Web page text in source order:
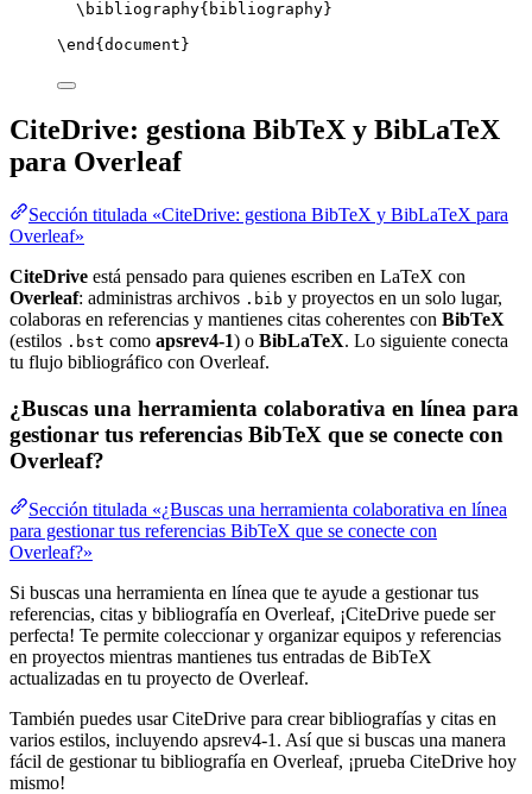
\bibliography{bibliography}
\end { document }
CiteDrive: gestiona BibTeX y BibLaTeX
para Overleaf
Sección titulada «CiteDrive: gestiona BibTeX y BibLaTeX para
Overleaf»
CiteDrive está pensado para quienes escriben en LaTeX con
Overleaf: administras archivos .bib y proyectos en un solo lugar,
colaboras en referencias y mantienes citas coherentes con BibTeX
(estilos .bst como apsrev4-1) o BibLaTeX. Lo siguiente conecta
tu flujo bibliográfico con Overleaf.
¿Buscas una herramienta colaborativa en línea para
gestionar tus referencias BibTeX que se conecte con
Overleaf?
Sección titulada «¿Buscas una herramienta colaborativa en línea
para gestionar tus referencias BibTeX que se conecte con
Overleaf?»
Si buscas una herramienta en línea que te ayude a gestionar tus
referencias, citas y bibliografía en Overleaf, ¡CiteDrive puede ser
perfecta! Te permite coleccionar y organizar equipos y referencias
en proyectos mientras mantienes tus entradas de BibTeX
actualizadas en tu proyecto de Overleaf.
También puedes usar CiteDrive para crear bibliografías y citas en
varios estilos, incluyendo apsrev4-1. Así que si buscas una manera
fácil de gestionar tu bibliografía en Overleaf, ¡prueba CiteDrive hoy
mismo!